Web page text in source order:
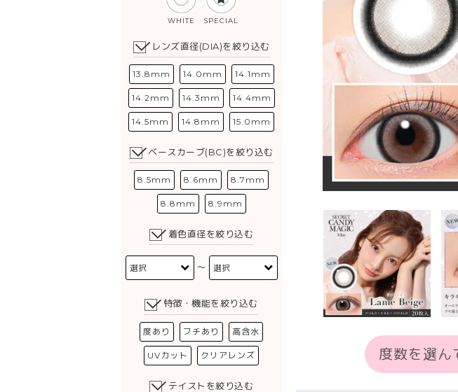
WHITE SPECIAL
レンズ直径(DIA)を絞り込む
13.8mm 14.0mm 14.1mm
14.2mm 14.3mm 14.4mm
14.5mm 14.8mm 15.0mm
ベースカーブ(BC)を絞り込む
8.5mm 8.6mm 8.7mm
8.8mm 8.9mm
着色直径を絞り込む
〜
特徴・機能を絞り込む
度あり フチあり 高含水
UVカット クリアレンズ
テイストを絞り込む
度数を選ん